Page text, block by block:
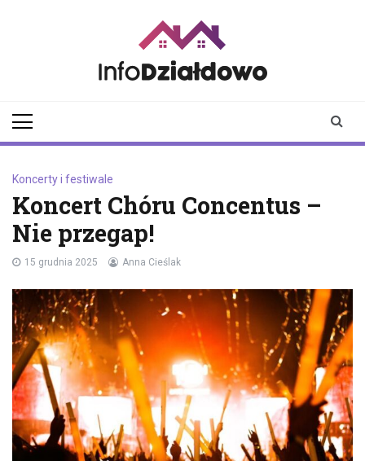
Koncerty i festiwale
Koncert Chóru Concentus –
Nie przegap!
15 grudnia 2025 Anna Cieślak